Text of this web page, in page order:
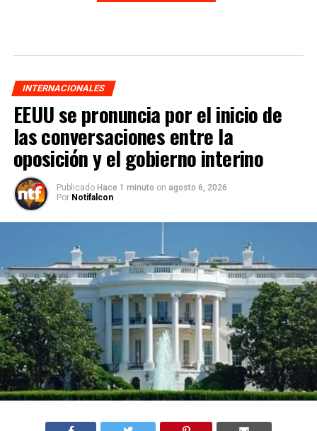
INTERNACIONALES
EEUU se pronuncia por el inicio de
las conversaciones entre la
oposición y el gobierno interino
Publicado Hace 1 minuto on agosto 6, 2026
Por Notifalcon